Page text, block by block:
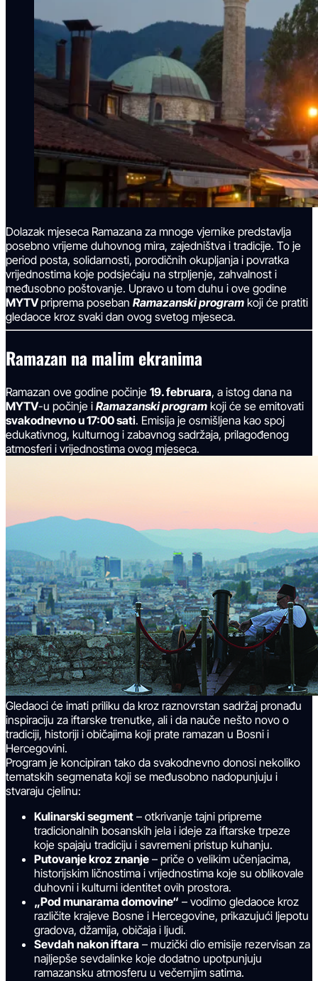
Dolazak mjeseca Ramazana za mnoge vjernike predstavlja
posebno vrijeme duhovnog mira, zajedništva i tradicije. To je
period posta, solidarnosti, porodičnih okupljanja i povratka
vrijednostima koje podsjećaju na strpljenje, zahvalnost i
međusobno poštovanje. Upravo u tom duhu i ove godine
MYTVpriprema poseban Ramazanski program koji će pratiti
gledaoce kroz svaki dan ovog svetog mjeseca.
Ramazan na malim ekranima
Ramazan ove godine počinje 19. februara, a istog dana na
MYTV-u počinje i Ramazanski program koji će se emitovati
svakodnevno u 17:00 sati. Emisija je osmišljena kao spoj
edukativnog, kulturnog i zabavnog sadržaja, prilagođenog
atmosferi i vrijednostima ovog mjeseca.
Gledaoci će imati priliku da kroz raznovrstan sadržaj pronađu
inspiraciju za iftarske trenutke, ali i da nauče nešto novo o
tradiciji, historiji i običajima koji prate ramazan u Bosni i
Hercegovini.
Program je koncipiran tako da svakodnevno donosi nekoliko
tematskih segmenata koji se međusobno nadopunjuju i
stvaraju cjelinu:
Kulinarski segment – otkrivanje tajni pripreme
tradicionalnih bosanskih jela i ideje za iftarske trpeze
koje spajaju tradiciju i savremeni pristup kuhanju.
Putovanje kroz znanje – priče o velikim učenjacima,
historijskim ličnostima i vrijednostima koje su oblikovale
duhovni i kulturni identitet ovih prostora.
„Pod munarama domovine“ – vodimo gledaoce kroz
različite krajeve Bosne i Hercegovine, prikazujući ljepotu
gradova, džamija, običaja i ljudi.
Sevdah nakon iftara – muzički dio emisije rezervisan za
najljepše sevdalinke koje dodatno upotpunjuju
ramazansku atmosferu u večernjim satima.